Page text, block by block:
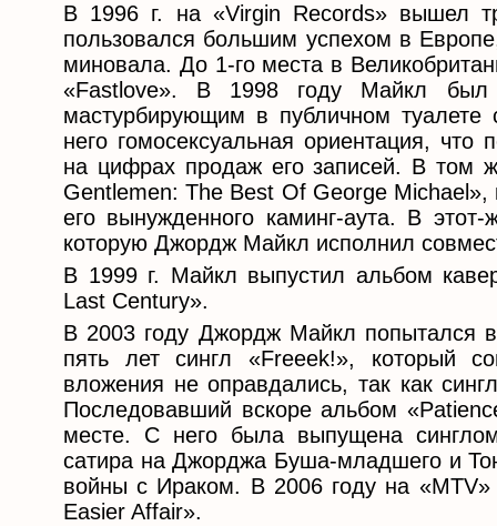
В 1996 г. на «Virgin Records» вышел
пользовался большим успехом в
миновала. До 1-го места в
«Fastlove». В 1998 году Майкл был
мастурбирующим в публичном
него гомосексуальная ориентация,
на цифрах продаж его записей. В том
Gentlemen: The Best Of George
его вынужденного каминг-аута. В
которую Джордж Майкл исполнил
В 1999 г. Майкл выпустил альбом
Last Century».
В 2003 году Джордж Майкл попытался
пять лет сингл «Freeek!», который
вложения не оправдались, так как
Последовавший вскоре альбом
месте. С него была выпущена
сатира на Джорджа Буша-младшего и
войны с Ираком. В 2006 году на
Easier Affair».